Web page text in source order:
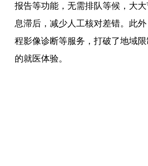
报告等功能，无需排队等候，大
息滞后，减少人工核对差错。此
程影像诊断等服务，打破了地域
的就医体验。